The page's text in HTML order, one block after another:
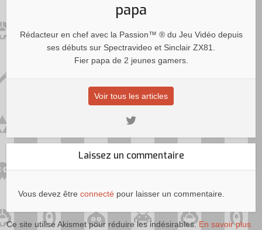
papa
Rédacteur en chef avec la Passion™ ® du Jeu Vidéo depuis
ses débuts sur Spectravideo et Sinclair ZX81.
Fier papa de 2 jeunes gamers.
Voir tous les articles
Laissez un commentaire
Vous devez êtreconnecté pour laisser un commentaire.
Ce site utilise Akismet pour réduire les indésirables.En savoir plus